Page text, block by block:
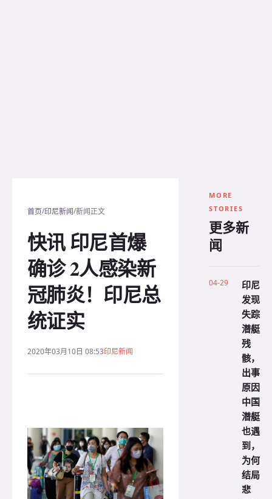
首页/印尼新闻/新闻正文
快讯 印尼首爆
确诊 2人感染新
冠肺炎！印尼总
统证实
2020年03月10日 08:53印尼新闻
MORE
STORIES
更多新
闻
04-29
印尼
发现
失踪
潜艇
残
骸，
出事
原因
中国
潜艇
也遇
到，
为何
结局
悲